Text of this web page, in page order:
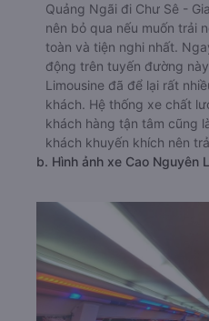
Quảng Ngãi đi Chư Sê -
nên bỏ qua nếu muốn trải
toàn và tiện nghi nhất.
động trên tuyến đường
Limousine đã để lại rất
khách. Hệ thống xe chất
khách hàng tận tâm cũng
khách khuyến khích nên
b. Hình ảnh xe Cao Nguyên